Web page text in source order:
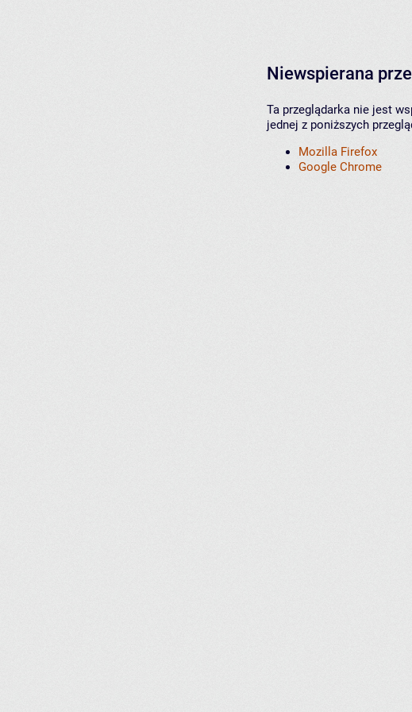
Niewspierana
Ta przeglądarka nie jest
jednej z poniższych
Mozilla Firefox
Google Chrome